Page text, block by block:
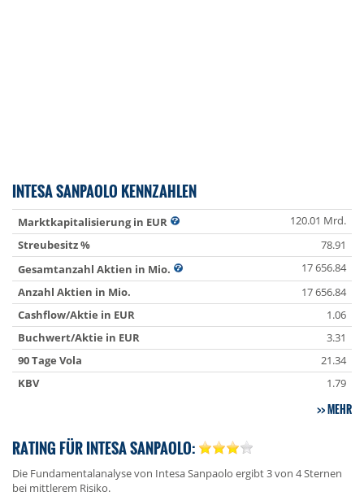
INTESA SANPAOLO KENNZAHLEN
Marktkapitalisierung in EUR
120.01 Mrd.
Streubesitz %
78.91
Gesamtanzahl Aktien in Mio.
17 656.84
Anzahl Aktien in Mio.
17 656.84
Cashflow/Aktie in EUR
1.06
Buchwert/Aktie in EUR
3.31
90 Tage Vola
21.34
KBV
1.79
MEHR
RATING FÜR INTESA SANPAOLO:
Die Fundamentalanalyse von Intesa Sanpaolo ergibt 3 von 4 Sternen
bei mittlerem Risiko.